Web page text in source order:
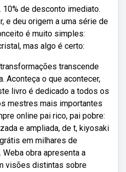
10% de desconto imediato.
e deu origem a uma série de
é muito simples:
mas algo é certo:
transcende
Aconteça o que acontecer,
livro é dedicado a todos os
mestres mais importantes
online pai rico, pai pobre:
e ampliada, de t, kiyosaki
em milhares de
obra apresenta a
visões distintas sobre